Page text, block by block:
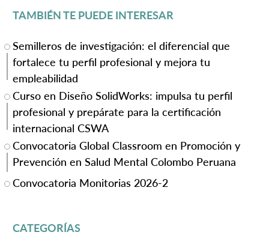
TAMBIÉN TE PUEDE INTERESAR
Semilleros de investigación: el diferencial que
fortalece tu perfil profesional y mejora tu
empleabilidad
Curso en Diseño SolidWorks: impulsa tu perfil
profesional y prepárate para la certificación
internacional CSWA
Convocatoria Global Classroom en Promoción y
Prevención en Salud Mental Colombo Peruana
Convocatoria Monitorias 2026-2
CATEGORÍAS